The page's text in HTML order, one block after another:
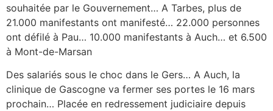
souhaitée par le Gouvernement… A Tarbes, plus de
21.000 manifestants ont manifesté… 22.000 personnes
ont défilé à Pau… 10.000 manifestants à Auch… et 6.500
à Mont-de-Marsan
Des salariés sous le choc dans le Gers… A Auch, la
clinique de Gascogne va fermer ses portes le 16 mars
prochain… Placée en redressement judiciaire depuis